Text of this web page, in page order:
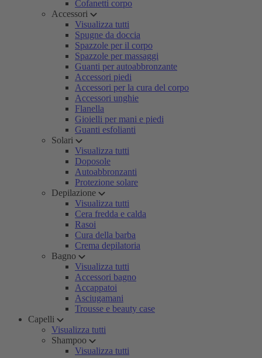
Cofanetti corpo
Accessori
Visualizza tutti
Spugne da doccia
Spazzole per il corpo
Spazzole per massaggi
Guanti per autoabbronzante
Accessori piedi
Accessori per la cura del corpo
Accessori unghie
Flanella
Gioielli per mani e piedi
Guanti esfolianti
Solari
Visualizza tutti
Doposole
Autoabbronzanti
Protezione solare
Depilazione
Visualizza tutti
Cera fredda e calda
Rasoi
Cura della barba
Crema depilatoria
Bagno
Visualizza tutti
Accessori bagno
Accappatoi
Asciugamani
Trousse e beauty case
Capelli
Visualizza tutti
Shampoo
Visualizza tutti